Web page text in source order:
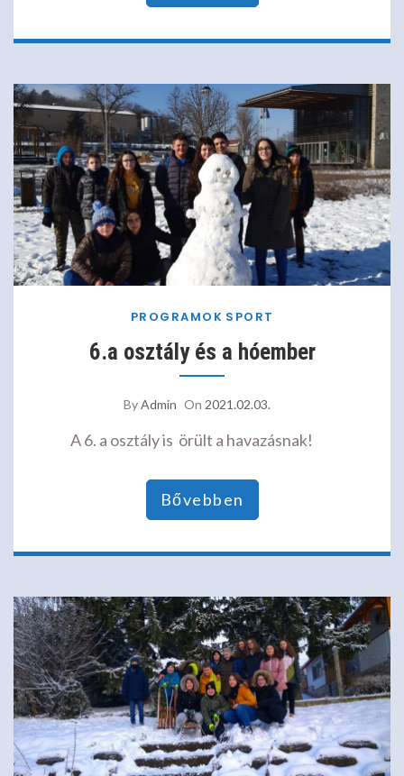
PROGRAMOK SPORT
6.a osztály és a hóember
ByAdmin On 2021.02.03.
A 6. a osztály is örült a havazásnak!
Bővebben